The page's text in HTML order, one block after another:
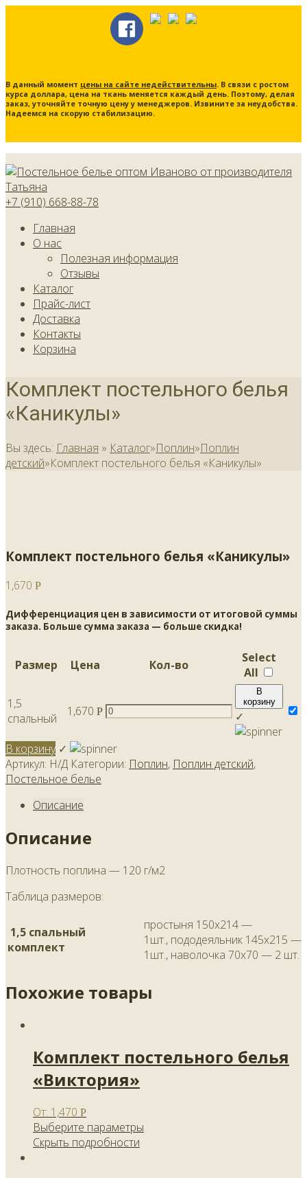
В данный момент цены на сайте недействительны. В связи с ростом
курса доллара, цена на ткань меняется каждый день. Поэтому, делая
заказ, уточняйте точную цену у менеджеров. Извините за неудобства.
Надеемся на скорую стабилизацию.
+7 (910) 668-88-78
Главная
О нас
Полезная информация
Отзывы
Каталог
Прайс-лист
Доставка
Контакты
Корзина
Комплект постельного белья
«Каникулы»
Вы здесь: Главная » Каталог»Поплин»Поплин
детский»Комплект постельного белья «Каникулы»
Комплект постельного белья «Каникулы»
1,670 Р
Дифференциация цен в зависимости от итоговой суммы
заказа. Больше сумма заказа — больше скидка!
Размер Цена Кол-во
Select
All
1,5
спальный
1,670 Р
В
корзину
✓
В корзину ✓
Артикул: Н/Д Категории: Поплин, Поплин детский,
Постельное белье
Описание
Описание
Плотность поплина — 120 г/м2
Таблица размеров:
1,5 спальный
комплект
простыня 150х214 —
1шт., пододеяльник 145х215 —
1шт., наволочка 70х70 — 2 шт.
Похожие товары
Комплект постельного белья
«Виктория»
От: 1,470 Р
Выберите параметры
Скрыть подробности